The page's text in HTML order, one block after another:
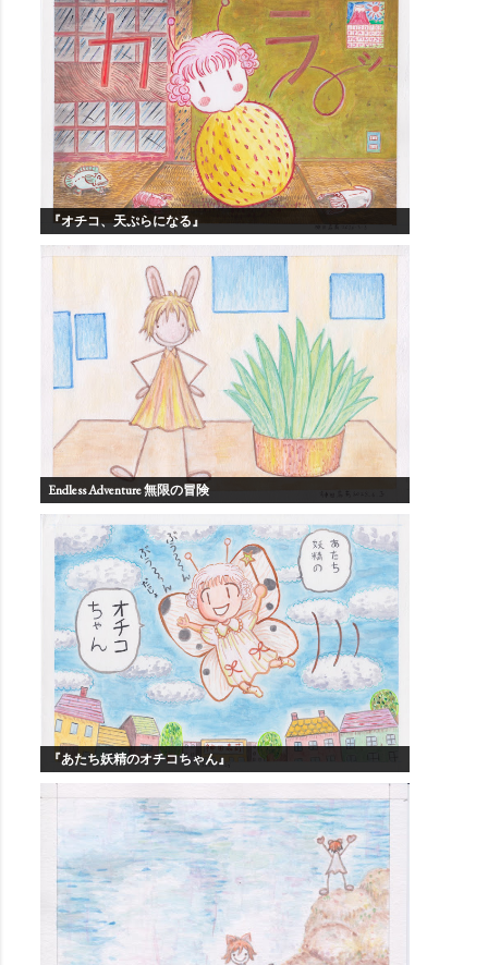
『オチコ、天ぷらになる』
Endless Adventure 無限の冒険
『あたち妖精のオチコちゃん』